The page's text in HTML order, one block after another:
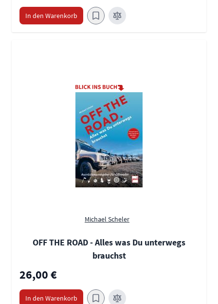
In den Warenkorb
Michael Scheler
OFF THE ROAD - Alles was Du unterwegs
brauchst
26,00 €
In den Warenkorb